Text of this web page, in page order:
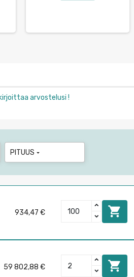
arvostelusi !
PITUUS 
934,47 € 
59 802,88 € 